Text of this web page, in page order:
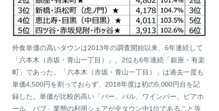
外食単価の高いタウンは2013年の調査開始以来、6年連続して
「六本木（赤坂・青山一丁目）」、2位も6年連続「銀座・有楽
町」であった。「六本木（赤坂・青山一丁目）」は過去一度も
単価4,500円を割っておらず、2018年度は初の5,000円台を記
録した。単価が比較的高い「バー、バル、ワインバー、ビアホ
ール、パブ」業態の利用シェアが全タウン中1位であること等